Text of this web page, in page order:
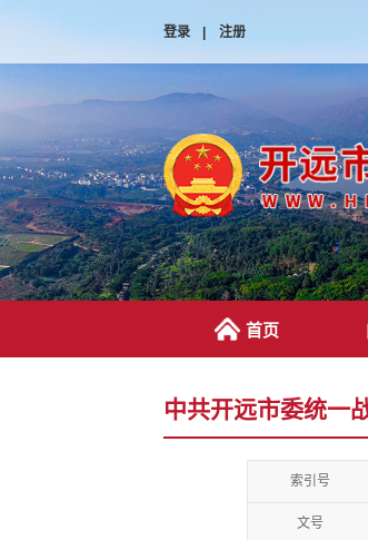
登录 | 注册
首页
中共开远市委统一
索引号
文号